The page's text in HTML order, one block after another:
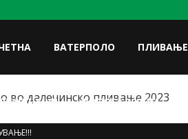
ВАТЕРПОЛО ПЛИВАЊЕ
НА УП ФОТОГАЛЕРИЈА
во далечинско пливање 2023